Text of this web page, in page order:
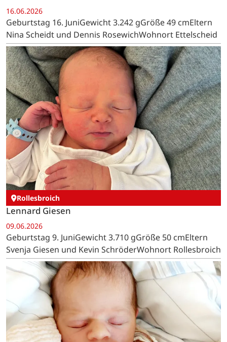
16.06.2026
Geburtstag 16. JuniGewicht 3.242 gGröße 49 cmEltern
Nina Scheidt und Dennis RosewichWohnort Ettelscheid
Rollesbroich
Lennard Giesen
09.06.2026
Geburtstag 9. JuniGewicht 3.710 gGröße 50 cmEltern
Svenja Giesen und Kevin SchröderWohnort Rollesbroich